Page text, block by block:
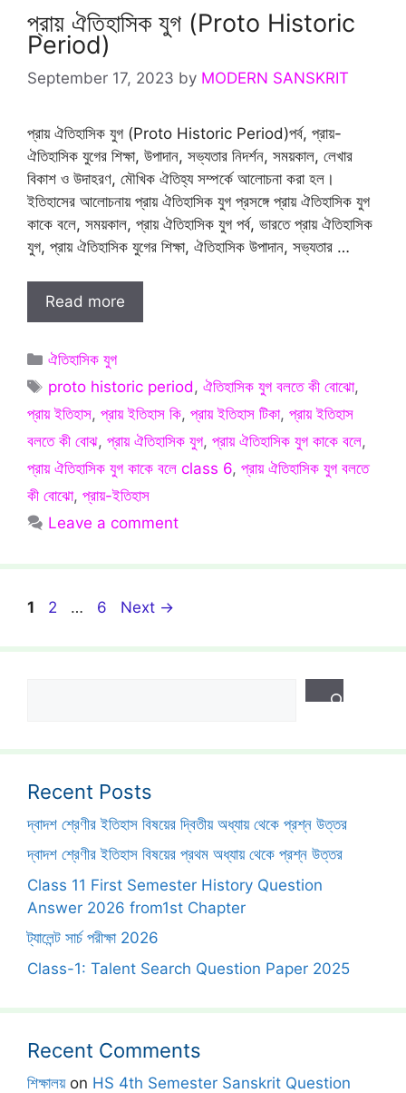
প্রায় ঐতিহাসিক যুগ (Proto Historic
Period)
September 17, 2023 by MODERN SANSKRIT
প্রায় ঐতিহাসিক যুগ (Proto Historic Period)পর্ব, প্রায়-
ঐতিহাসিক যুগের শিক্ষা, উপাদান, সভ্যতার নিদর্শন, সময়কাল, লেখার
বিকাশ ও উদাহরণ, মৌখিক ঐতিহ্য সম্পর্কে আলোচনা করা হল।
ইতিহাসের আলোচনায় প্রায় ঐতিহাসিক যুগ প্রসঙ্গে প্রায় ঐতিহাসিক যুগ
কাকে বলে, সময়কাল, প্রায় ঐতিহাসিক যুগ পর্ব, ভারতে প্রায় ঐতিহাসিক
যুগ, প্রায় ঐতিহাসিক যুগের শিক্ষা, ঐতিহাসিক উপাদান, সভ্যতার …
Read more
Categories
ঐতিহাসিক যুগ
Tags
proto historic period ,ঐতিহাসিক যুগ বলতে কী বোঝো,
প্রায় ইতিহাস, প্রায় ইতিহাস কি, প্রায় ইতিহাস টিকা, প্রায় ইতিহাস
বলতে কী বোঝ, প্রায় ঐতিহাসিক যুগ, প্রায় ঐতিহাসিক যুগ কাকে বলে,
প্রায় ঐতিহাসিক যুগ কাকে বলে class 6, প্রায় ঐতিহাসিক যুগ বলতে
কী বোঝো, প্রায়-ইতিহাস
Leave a comment
Page
1 Page
2 … Page
6 Next →
Recent Posts
দ্বাদশ শ্রেণীর ইতিহাস বিষয়ের দ্বিতীয় অধ্যায় থেকে প্রশ্ন উত্তর
দ্বাদশ শ্রেণীর ইতিহাস বিষয়ের প্রথম অধ্যায় থেকে প্রশ্ন উত্তর
Class 11 First Semester History Question
Answer 2026 from1st Chapter
ট্যালেন্ট সার্চ পরীক্ষা 2026
Class-1: Talent Search Question Paper 2025
Recent Comments
শিক্ষালয়on HS 4th Semester Sanskrit Question